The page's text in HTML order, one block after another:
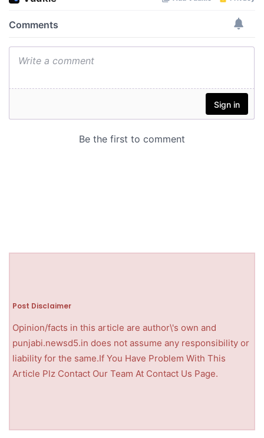
Post Disclaimer
Opinion/facts in this article are author\'s own and
punjabi.newsd5.in does not assume any responsibility or
liability for the same.If You Have Problem With This
Article Plz Contact Our Team At Contact Us Page.